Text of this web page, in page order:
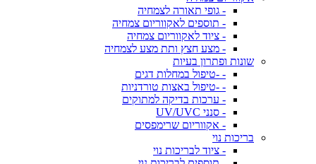
- גופי תאורה לצמחיה
- תוספים לאקווריום צמחיה
- ציוד לאקווריום צמחיה
- מצע חצץ ותת מצע לצמחיה
שונות ופתרון בעיות
- -טיפול במחלות דגים
- -טיפול באצות טורדניות
- ערכות בדיקה למתוקים
- סנני UV/UVC
- אקווריום שרימפסים
בריכות נוי
- ציוד לבריכות נוי